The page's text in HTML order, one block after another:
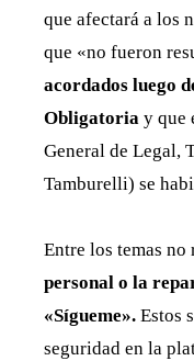
que afectará a los
que «no fueron
acordados luego
Obligatoria y que
General de Legal,
Tamburelli) se
Entre los temas
personal o la
«Sígueme». Estos
seguridad en la